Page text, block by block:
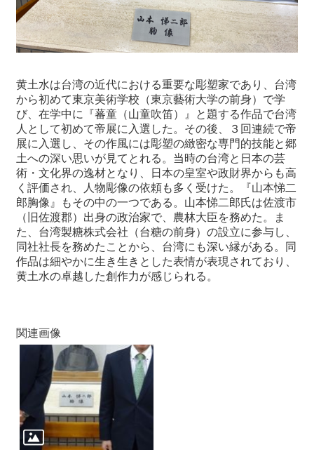
黄土水は台湾の近代における重要な彫塑家であり、台湾
から初めて東京美術学校（東京藝術大学の前身）で学
び、在学中に『蕃童（山童吹笛）』と題する作品で台湾
人として初めて帝展に入選した。その後、３回連続で帝
展に入選し、その作風には彫塑の緻密な専門的技能と郷
土への深い思いが見てとれる。当時の台湾と日本の芸
術・文化界の逸材となり、日本の皇室や政財界からも高
く評価され、人物彫像の依頼も多く受けた。『山本悌二
郎胸像』もその中の一つである。山本悌二郎氏は佐渡市
（旧佐渡郡）出身の政治家で、農林大臣を務めた。ま
た、台湾製糖株式会社（台糖の前身）の設立に参与し、
同社社長を務めたことから、台湾にも深い縁がある。同
作品は細やかに生き生きとした表情が表現されており、
黄土水の卓越した創作力が感じられる。
関連画像